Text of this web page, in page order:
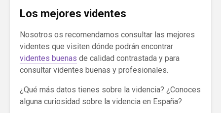
Los mejores videntes
Nosotros os recomendamos consultar las mejores
videntes que visiten dónde podrán encontrar
videntes buenas de calidad contrastada y para
consultar videntes buenas y profesionales.
¿Qué más datos tienes sobre la videncia? ¿Conoces
alguna curiosidad sobre la videncia en España?